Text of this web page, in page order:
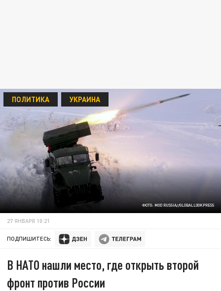
ФОТО: MOD RUSSIA//GLOBALLOOKPRESS
ПОЛИТИКА УКРАИНА
27 ЯНВАРЯ 10:21
ПОДПИШИТЕСЬ:
В НАТО нашли место, где открыть второй
фронт против России